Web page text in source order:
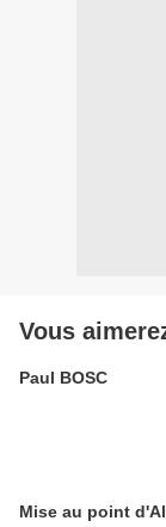
Vous
Paul BOSC
Mise au point